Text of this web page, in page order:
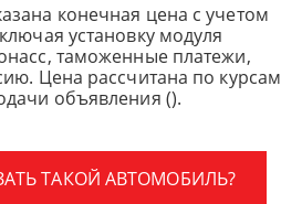
конечная цена с учетом
установку модуля
таможенные платежи,
Цена рассчитана по курсам
объявления ().
ТАКОЙ АВТОМОБИЛЬ?